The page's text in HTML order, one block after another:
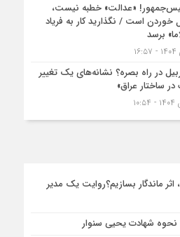
«عدالت» خطبه نیست،
است / نگذارید کار به فریاد
برسد
در راه بصره؟ نشانه‌های یک تغییر
ساختار عراق»
ماندگار بسازیم؟روایت یک مدیر
نحوه شهادت یحیی سنوار